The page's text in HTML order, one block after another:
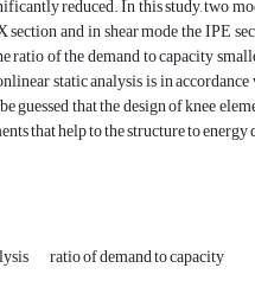
reduced. In this study, two
and in shear mode the IPE
of the demand to capacity
static analysis is in
guessed that the design of knee
that help to the structure to
ratio of demand to capacity